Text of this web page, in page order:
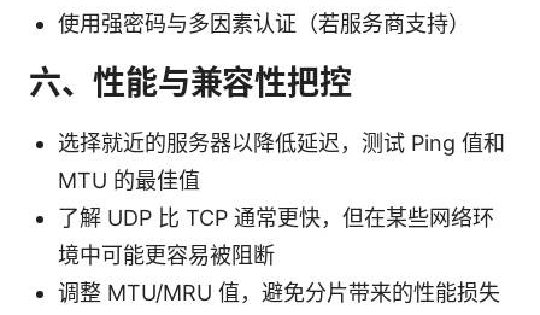
使用强密码与多因素认证（若服务商支持）
六、性能与兼容性把控
选择就近的服务器以降低延迟，测试 Ping 值和
MTU 的最佳值
了解 UDP 比 TCP 通常更快，但在某些网络环
境中可能更容易被阻断
调整 MTU/MRU 值，避免分片带来的性能损失